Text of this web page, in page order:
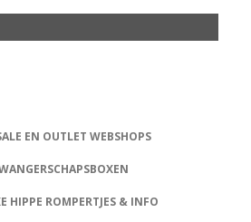
EN OUTLET WEBSHOPS
HIPPE ROMPERTJES & INFO